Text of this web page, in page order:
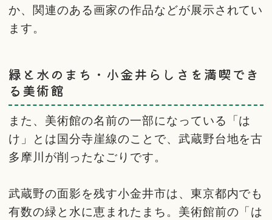
か、関連のある画家の作品などが展示されてい
ます。
緑と水のまち・小金井らしさを満喫でき
る美術館
また、美術館の名前の一部になっている「は
け」とは国分寺崖線のことで、武蔵野台地を古
多摩川が削ったなごりです。
武蔵野の面影を残す小金井市は、東京都内でも
有数の緑と水に恵まれたまち。美術館前の「は